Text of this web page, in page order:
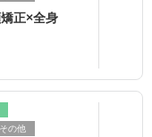
正×全身
その他